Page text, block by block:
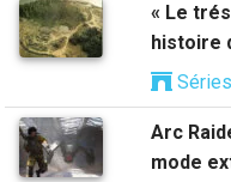
« Le
histoire
Séries
Arc
mode